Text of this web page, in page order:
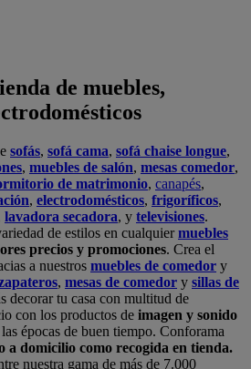
de muebles,
sofás, sofá cama, sofá chaise longue,
, muebles de salón, mesas comedor,
de matrimonio, canapés,
, electrodomésticos, frigoríficos,
lavadora secadora, y televisiones.
de estilos en cualquiermuebles
precios y promociones. Crea el
a nuestros muebles de comedor y
, mesas de comedor y sillas de
decorar tu casa con multitud de
con los productos de imagen y sonido
épocas de buen tiempo. Conforama
a domicilio como recogida en tienda.
nuestra gama de más de 7.000